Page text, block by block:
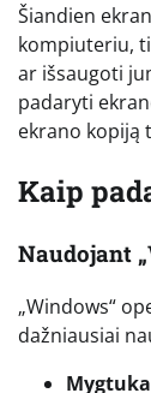
Šiandien
kompiuteriu,
ar išsaugoti
padaryti
ekrano kopiją
Kaip
Naudojant
„Windows“
dažniausiai